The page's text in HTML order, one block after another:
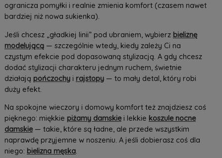
ogranicza pomyłki i realnie zmienia komfort (czasem nawet
bardziej niż nowa sukienka).
Jeśli chcesz „gładkiej linii” pod ubraniem, wybierz bieliznę
modelującą— szczególnie wtedy, kiedy zależy Ci na
czystym efekcie pod dopasowaną stylizacją. A gdy chcesz
dodać stylizacji charakteru jednym ruchem, świetnie
działają pończochyi rajstopy— to mały detal, który robi
duży efekt.
Na spokojne wieczory i domowy komfort też znajdziesz coś
pięknego: miękkie piżamy damskiei lekkie koszule nocne
damskie— takie, które są ładne, ale przede wszystkim
naprawdę przyjemne w noszeniu. A jeśli dobierasz coś dla
niego: bielizna męska.